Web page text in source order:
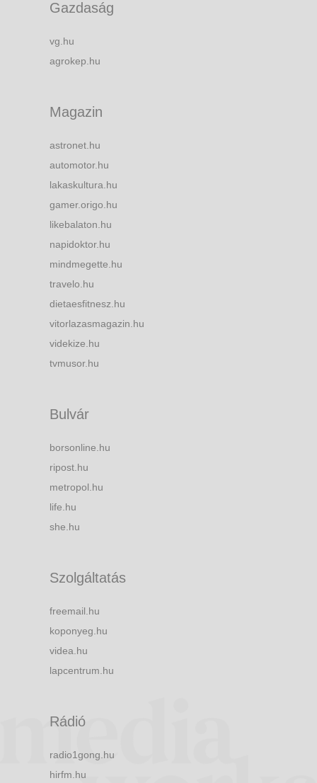
Gazdaság
vg.hu
agrokep.hu
Magazin
astronet.hu
automotor.hu
lakaskultura.hu
gamer.origo.hu
likebalaton.hu
napidoktor.hu
mindmegette.hu
travelo.hu
dietaesfitnesz.hu
vitorlazasmagazin.hu
videkize.hu
tvmusor.hu
Bulvár
borsonline.hu
ripost.hu
metropol.hu
life.hu
she.hu
Szolgáltatás
freemail.hu
koponyeg.hu
videa.hu
lapcentrum.hu
Rádió
radio1gong.hu
hirfm.hu